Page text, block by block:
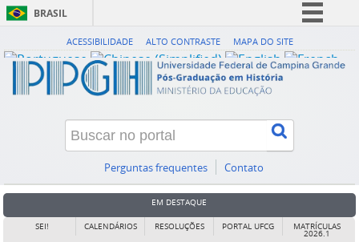
BRASIL
Simplifique!
Comunica BR
Participe
Legislação
Canais
ACESSIBILIDADE ALTO CONTRASTE MAPA DO SITE
Perguntas frequentes Contato
EM DESTAQUE
SEI! CALENDÁRIOS RESOLUÇÕES PORTAL UFCG MATRÍCULAS
2026.1